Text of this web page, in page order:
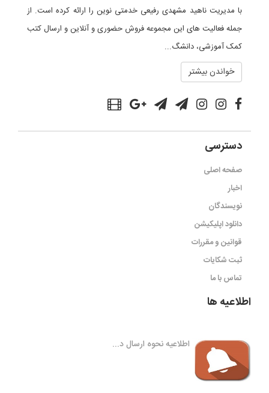
با مدیریت ناهید مشهدی رفیعی خدمتی نوین را ارائه کرده است. از
جمله فعالیت های این مجموعه فروش حضوری و آنلاین و ارسال کتب
کمک آموزشی، دانشگ...
خواندن بیشتر
دسترسی
صفحه اصلی
اخبار
نویسندگان
دانلود اپلیکیشن
قوانین و مقررات
ثبت شکایات
تماس با ما
اطلاعیه ها
اطلاعیه نحوه ارسال د...